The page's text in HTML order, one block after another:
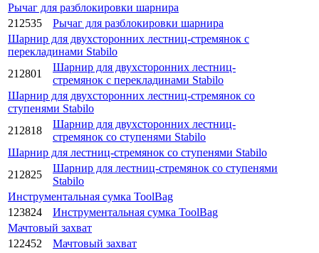
Рычаг для разблокировки шарнира
212535
Рычаг для разблокировки шарнира
Шарнир для двухсторонних лестниц-стремянок с
перекладинами Stabilo
212801
Шарнир для двухсторонних лестниц-
стремянок с перекладинами Stabilo
Шарнир для двухсторонних лестниц-стремянок со
ступенями Stabilo
212818
Шарнир для двухсторонних лестниц-
стремянок со ступенями Stabilo
Шарнир для лестниц-стремянок со ступенями Stabilo
212825
Шарнир для лестниц-стремянок со ступенями
Stabilo
Инструментальная сумка ToolBag
123824
Инструментальная сумка ToolBag
Мачтовый захват
122452
Мачтовый захват